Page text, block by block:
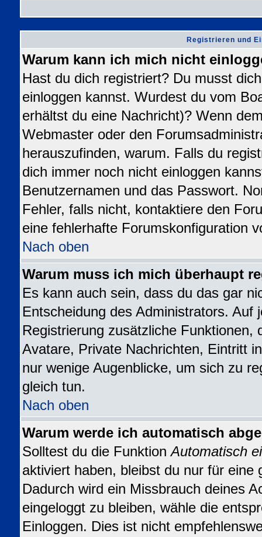
Registrieren und
Warum kann ich mich nicht
Hast du dich registriert? Du musst
einloggen kannst. Wurdest du vom
erhältst du eine Nachricht)? Wenn
Webmaster oder den
herauszufinden, warum. Falls du
dich immer noch nicht einloggen
Benutzernamen und das Passwort.
Fehler, falls nicht, kontaktiere den
eine fehlerhafte Forumskonfiguration
Nach oben
Warum muss ich mich überhaupt
Es kann auch sein, dass du das gar
Entscheidung des Administrators. Auf
Registrierung zusätzliche Funktionen,
Avatare, Private Nachrichten, Eintritt
nur wenige Augenblicke, um sich zu
gleich tun.
Nach oben
Warum werde ich automatisch
Solltest du die FunktionAutomatisch
aktiviert haben, bleibst du nur für eine
Dadurch wird ein Missbrauch deines
eingeloggt zu bleiben, wähle die
Einloggen. Dies ist nicht